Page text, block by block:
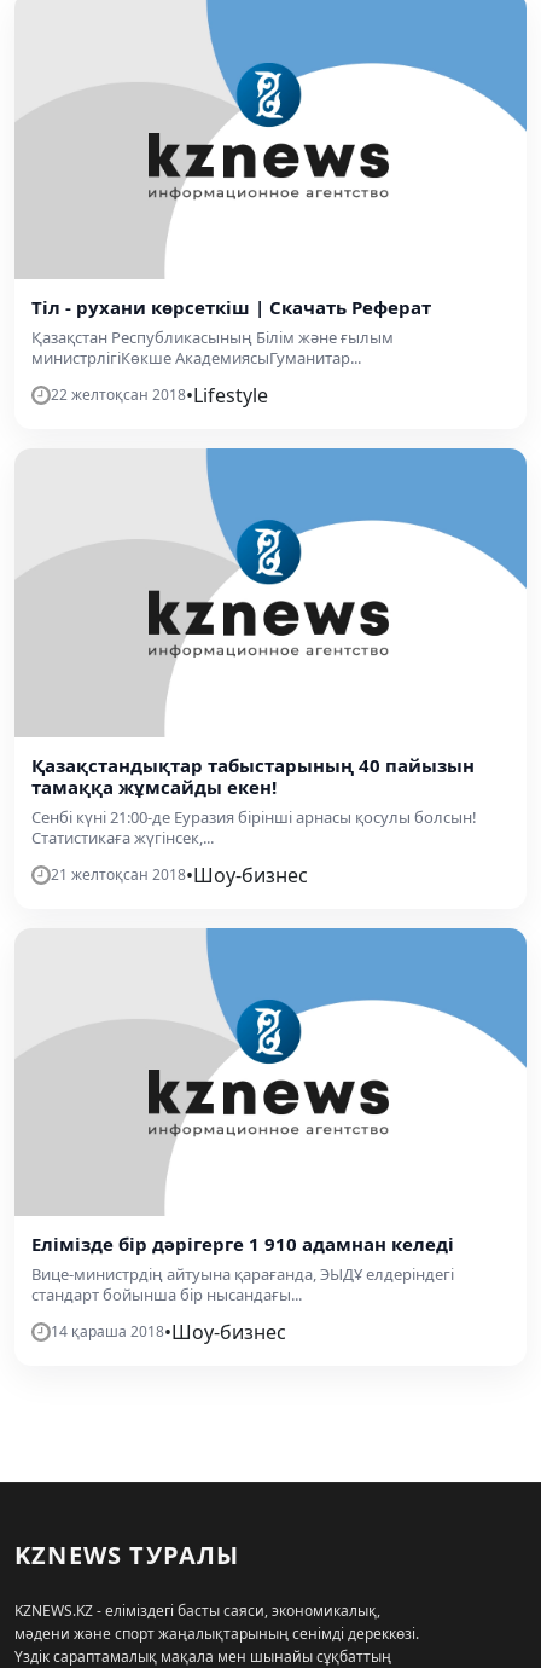
Тіл - рухани көрсеткіш | Скачать Реферат
Қазақстан Республикасының Білім және ғылым
министрлігіКөкше АкадемиясыГуманитар...
22 желтоқсан 2018•Lifestyle
Қазақстандықтар табыстарының 40 пайызын
тамаққа жұмсайды екен!
Сенбі күні 21:00-де Еуразия бірінші арнасы қосулы болсын!
Статистикаға жүгінсек,...
21 желтоқсан 2018•Шоу-бизнес
Елімізде бір дәрігерге 1 910 адамнан келеді
Вице-министрдің айтуына қарағанда, ЭЫДҰ елдеріндегі
стандарт бойынша бір нысандағы...
14 қараша 2018•Шоу-бизнес
KZNEWS ТУРАЛЫ
KZNEWS.KZ - еліміздегі басты саяси, экономикалық,
мәдени және спорт жаңалықтарының сенімді дереккөзі.
Үздік сараптамалық мақала мен шынайы сұқбаттың